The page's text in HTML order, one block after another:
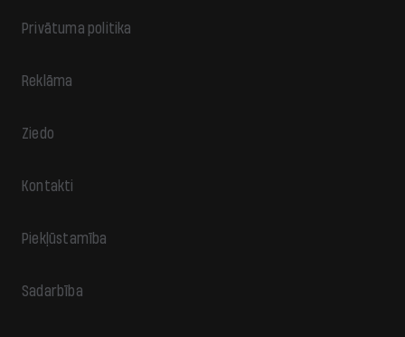
Privātuma politika
Reklāma
Ziedo
Kontakti
Piekļūstamība
Sadarbība